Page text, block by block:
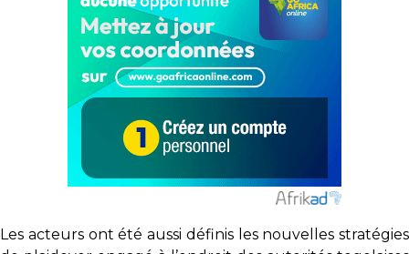
Les acteurs ont été aussi définis les nouvelles stratégies